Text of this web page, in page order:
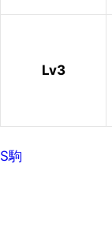
Lv3
S駒